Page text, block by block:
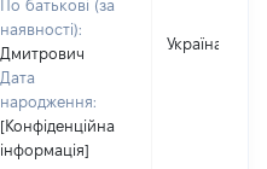
По батькові (за
наявності):
Дмитрович
Дата
народження:
[Конфіденційна
інформація]
Україна